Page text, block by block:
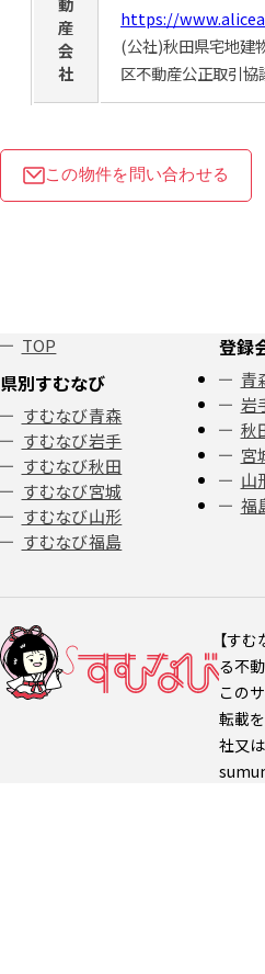
産
会
社
https://
(公社)秋田県宅地建
区不動産公正取引
この物件を問い合わせる
TOP
県別すむなび
すむなび青森
すむなび岩手
すむなび秋田
すむなび宮城
すむなび山形
すむなび福島
登録
青
岩
秋
宮
山
福
【すむ
る不
この
転載
社又